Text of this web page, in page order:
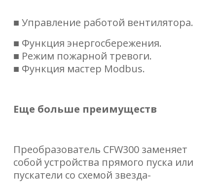
■ Управление работой вентилятора.
■ Функция энергосбережения.
■ Режим пожарной тревоги.
■ Функция мастер Modbus.
Еще больше преимуществ
Преобразователь CFW300 заменяет
собой устройства прямого пуска или
пускатели со схемой звезда-